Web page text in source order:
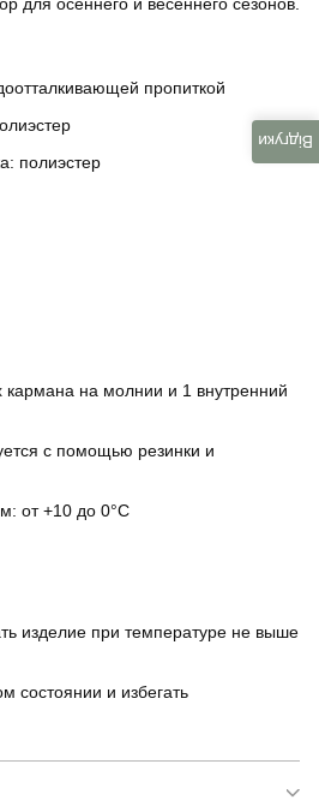
пропиткой
полиэстер
кармана на молнии и 1 внутренний
с помощью резинки и
от +10 до 0°C
изделие при температуре не выше
состоянии и избегать
Відгуки